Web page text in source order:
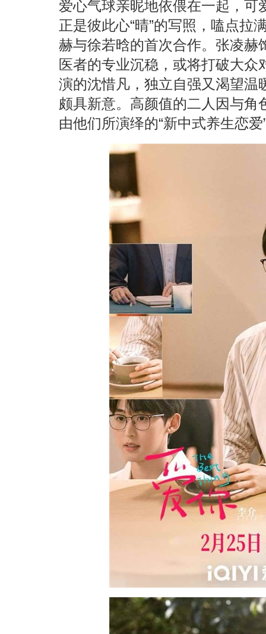
爱心气球亲昵地依偎在一起，可
正是彼此心“晴”的写照，嗑点拉
赫与徐若晗的首次合作。张凌赫
医者的专业沉稳，或将打破大
演的沈惜凡，独立自强又渴望温
颇具新意。高颜值的二人因与
由他们所演绎的“新中式养生恋